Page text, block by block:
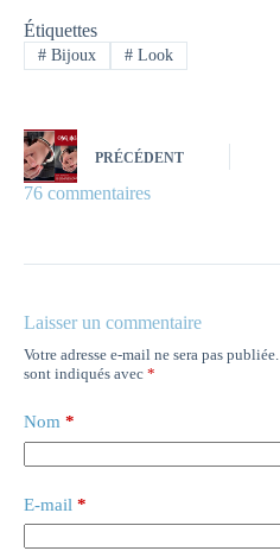
Étiquettes
#Bijoux #Look
PRÉCÉDENT
76 commentaires
Laisser un commentaire
Votre adresse e-mail ne sera pas publiée.
sont indiqués avec *
Nom *
E-mail *